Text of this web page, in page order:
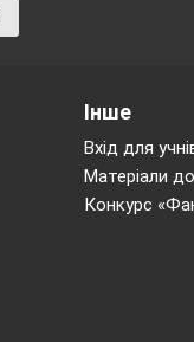
Інше
Вхід для
Матеріали
Конкурс